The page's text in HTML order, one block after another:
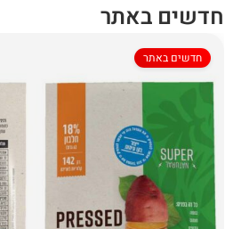
חדשים באתר
חדשים באתר